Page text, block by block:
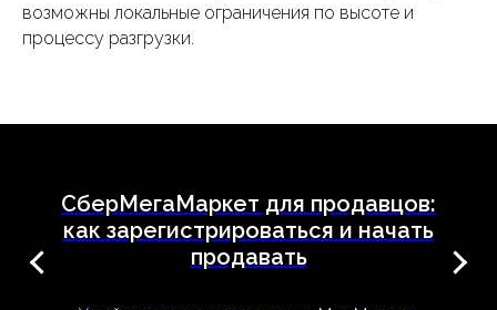
возможны локальные ограничения по высоте и
процессу разгрузки.
СберМегаМаркет для продавцов:
как зарегистрироваться и начать
продавать